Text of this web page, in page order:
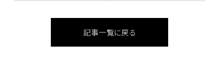
記事一覧に戻る